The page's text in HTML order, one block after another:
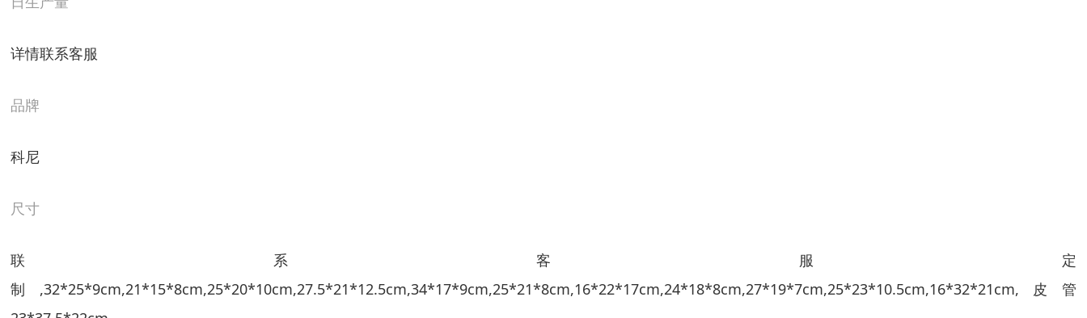
详情联系客服
品牌
科尼
尺寸
联系客服定
制,32*25*9cm,21*15*8cm,25*20*10cm,27.5*21*12.5cm,34*17*9cm,25*21*8cm,16*22*17cm,24*18*8cm,27*19*7cm,25*23*10.5cm,16*32*21cm,皮管